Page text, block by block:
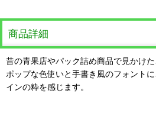
商品詳細
昔の青果店やパック詰め商品で見かけた
ポップな色使いと手書き風のフォント
インの粋を感じます。